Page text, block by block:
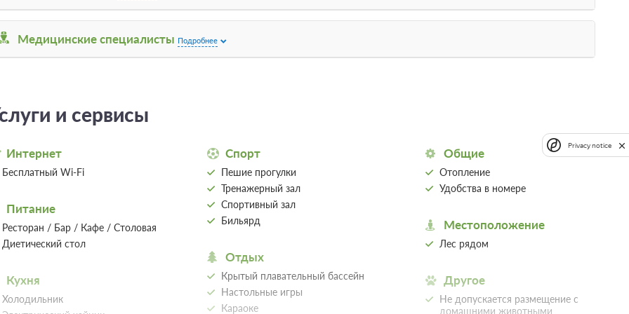
Одноместный комфорт
1 гость
Оздоровительный отдых, Включен завтрак, обед и ужин
Бесплатная отмена до 12 августа 2026 23:59; При отмене
после 13 августа 2026 00:00 оплата не возвращается
Требуется внесение предоплаты в течение 2 часов
после подтверждения бронирования. Сумма предоплаты
Недостаточно мест
Сменить кол-во гостей
Медицинские специалисты Подробнее
и сервисы
Интернет
Бесплатный Wi-Fi
Питание
Ресторан / Бар / Кафе / Столовая
Диетический стол
Кухня
Холодильник
Спорт
Пешие прогулки
Тренажерный зал
Спортивный зал
Бильярд
Отдых
Крытый плавательный бассейн
Настольные игры
Караоке
Общие
Отопление
Удобства в номере
Местоположение
Лес рядом
Другое
Не допускается размещение с
домашними животными
Privacy notice